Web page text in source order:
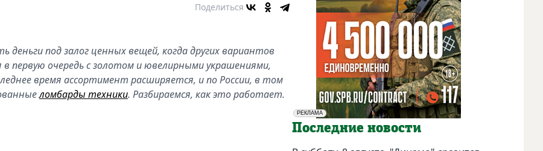
Поделиться
под залог ценных вещей, когда других вариантов
первую очередь с золотом и ювелирными украшениями,
время ассортимент расширяется, и по России, в том
ломбарды техники. Разбираемся, как это работает.
РЕКЛАМА
Социальная реклама
Последние новости